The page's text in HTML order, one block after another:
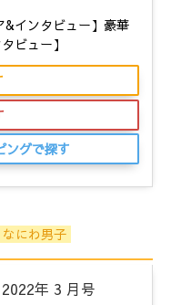
&インタビュー】豪華
ビュー】
ングで探す
なにわ男子
年 3 月号